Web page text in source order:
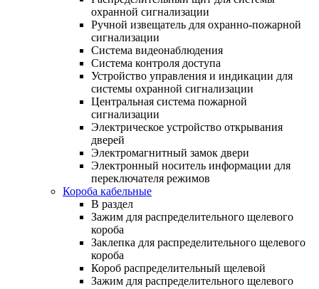
охранной сигнализации
Ручной извещатель для охранно-пожарной
сигнализации
Система видеонаблюдения
Система контроля доступа
Устройство управления и индикации для
системы охранной сигнализации
Центральная система пожарной
сигнализации
Электрическое устройство открывания
дверей
Электромагнитный замок двери
Электронный носитель информации для
переключателя режимов
Короба кабельные
В раздел
Зажим для распределительного щелевого
короба
Заклепка для распределительного щелевого
короба
Короб распределительный щелевой
Зажим для распределительного щелевого